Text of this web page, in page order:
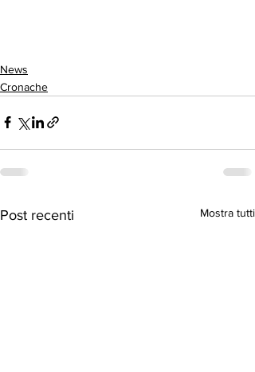
News
Cronache
Post recenti Mostra tutti